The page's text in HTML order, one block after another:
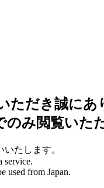
ただき誠にあ
み閲覧いた
たします。
service.
used from Japan.